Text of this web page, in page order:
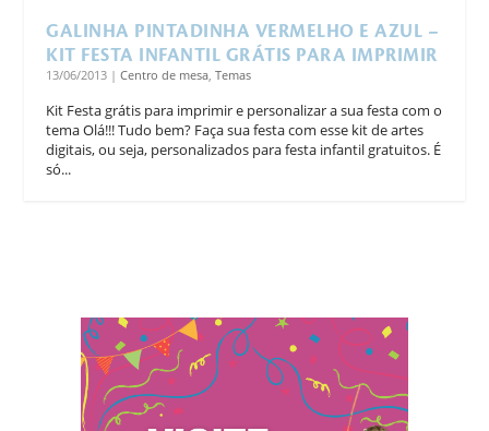
GALINHA PINTADINHA VERMELHO E AZUL –
KIT FESTA INFANTIL GRÁTIS PARA IMPRIMIR
13/06/2013 |Centro de mesa ,Temas
Kit Festa grátis para imprimir e personalizar a sua festa com o
tema Olá!!! Tudo bem? Faça sua festa com esse kit de artes
digitais, ou seja, personalizados para festa infantil gratuitos. É
só...